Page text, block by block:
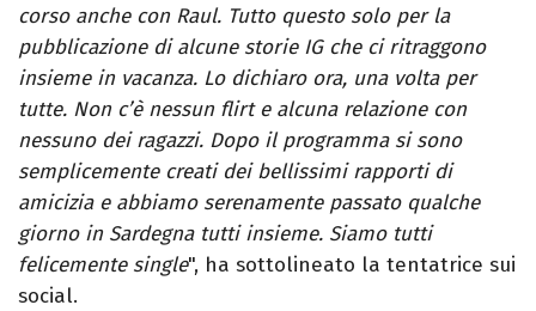
corso anche con Raul. Tutto questo solo per la
pubblicazione di alcune storie IG che ci ritraggono
insieme in vacanza. Lo dichiaro ora, una volta per
tutte. Non c’è nessun flirt e alcuna relazione con
nessuno dei ragazzi. Dopo il programma si sono
semplicemente creati dei bellissimi rapporti di
amicizia e abbiamo serenamente passato qualche
giorno in Sardegna tutti insieme. Siamo tutti
felicemente single", ha sottolineato la tentatrice sui
social.